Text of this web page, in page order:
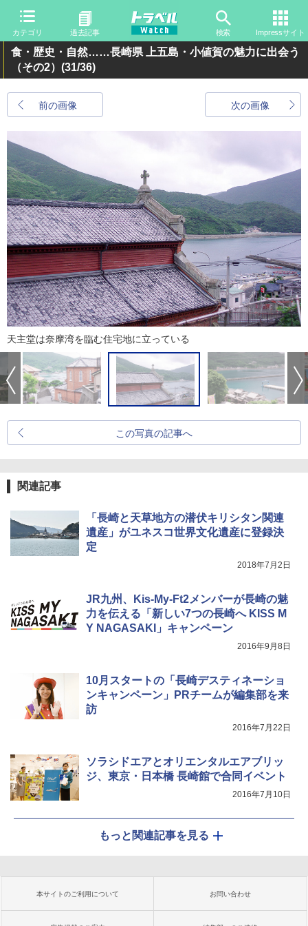
カテゴリ 過去記事 検索 Impressサイト
食・歴史・自然……長崎県 上五島・小値賀の魅力に出会う
（その2） (31/36)
前の画像 次の画像
天主堂は奈摩湾を臨む住宅地に立っている
この写真の記事へ
関連記事
「長崎と天草地方の潜伏キリシタン関連
遺産」がユネスコ世界文化遺産に登録決
定
2018年7月2日
JR九州、Kis-My-Ft2メンバーが長崎の魅
力を伝える「新しい7つの長崎へ KISS M
Y NAGASAKI」キャンペーン
2016年9月8日
10月スタートの「長崎デスティネーショ
ンキャンペーン」PRチームが編集部を来
訪
2016年7月22日
ソラシドエアとオリエンタルエアブリッ
ジ、東京・日本橋 長崎館で合同イベント
2016年7月10日
もっと関連記事を見る
本サイトのご利用について お問い合わせ